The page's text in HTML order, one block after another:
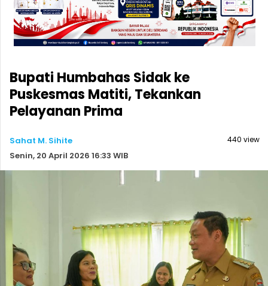
Bupati Humbahas Sidak ke
Puskesmas Matiti, Tekankan
Pelayanan Prima
Sahat M. Sihite
Senin, 20 April 2026 16:33 WIB
440 view